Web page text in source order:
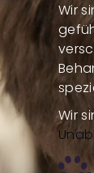
Wir
Wir